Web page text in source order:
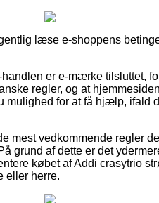
læse e-shoppens
er e-mærke tilsluttet,
regler, og at
mulighed for at få hjælp, ifald
mest vedkommende regler
grund af dette er det
købet af Addi crasytrio
eller herre.